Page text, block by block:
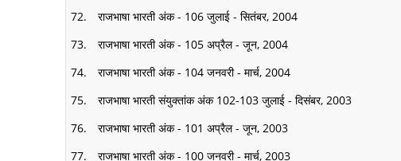
राजभाषा भारती अंक - 106 जुलाई - सितंबर, 2004
राजभाषा भारती अंक - 105 अप्रैल - जून, 2004
राजभाषा भारती अंक - 104 जनवरी - मार्च, 2004
राजभाषा भारती संयुक्तांक अंक 102-103 जुलाई - दिसंबर, 2003
राजभाषा भारती अंक - 101 अप्रैल - जून, 2003
राजभाषा भारती अंक - 100 जनवरी - मार्च, 2003